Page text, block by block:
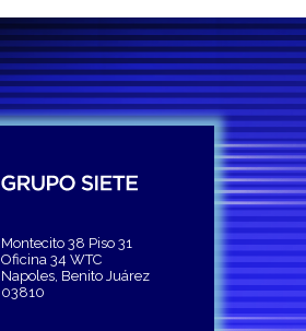
Montecito 38 Piso 31
Oficina 34 WTC
Napoles, Benito Juárez
03810